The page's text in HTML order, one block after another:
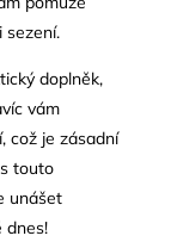
sezení.
doplněk,
vám
což je zásadní
touto
unášet
dnes!